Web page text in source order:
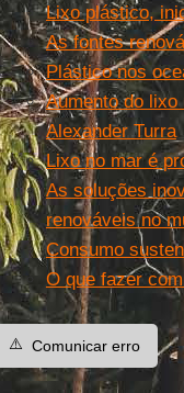
Lixo plástico,
As fontes
Plástico nos
Aumento do
Alexander Turra
Lixo no mar é
As soluções
renováveis no
Consumo
O que fazer
⚠️ Comunicar erro